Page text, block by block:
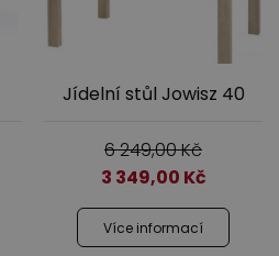
Jídelní stůl Jowisz 40
6 249,00Kč
3 349,00 Kč
Více informací